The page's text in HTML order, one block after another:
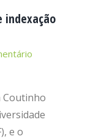
indexação
Coutinho
e o